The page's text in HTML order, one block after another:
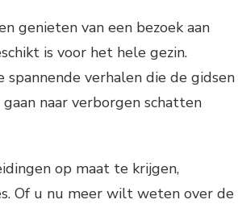
genieten van een bezoek aan
is voor het hele gezin.
verhalen die de gidsen
naar verborgen schatten
op maat te krijgen,
Of u nu meer wilt weten over de